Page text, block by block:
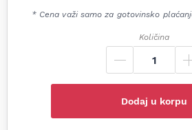
* Cena važi samo za gotovinsko
Količina
Dodaj u korpu